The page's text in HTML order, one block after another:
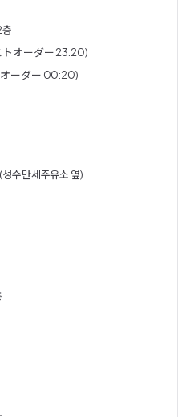
층
オーダー 23:20)
ーダー 00:20)
성수만세주유소 옆)